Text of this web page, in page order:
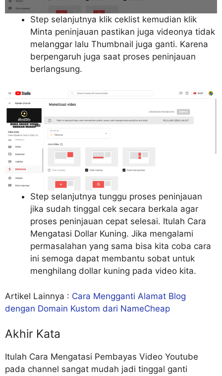
Step selanjutnya klik ceklist kemudian klik
Minta peninjauan pastikan juga videonya tidak
melanggar lalu Thumbnail juga ganti. Karena
berpengaruh juga saat proses peninjauan
berlangsung.
Step selanjutnya tunggu proses peninjauan
jika sudah tinggal cek secara berkala agar
proses peninjauan cepat selesai. Itulah Cara
Mengatasi Dollar Kuning. Jika mengalami
permasalahan yang sama bisa kita coba cara
ini semoga dapat membantu sobat untuk
menghilang dollar kuning pada video kita.
Artikel Lainnya : Cara Mengganti Alamat Blog
dengan Domain Kustom dari NameCheap
Akhir Kata
Itulah Cara Mengatasi Pembayas Video Youtube
pada channel sangat mudah jadi tinggal ganti